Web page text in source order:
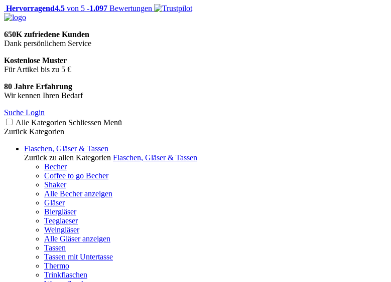
Hervorragend4.5 von 5 -1.097 Bewertungen
650K zufriedene Kunden
Dank persönlichem Service
Kostenlose Muster
Für Artikel bis zu 5 €
80 Jahre Erfahrung
Wir kennen Ihren Bedarf
Suche Login
Alle Kategorien Schliessen Menü
Zurück Kategorien
Flaschen, Gläser & Tassen
Zurück zu allen Kategorien Flaschen, Gläser & Tassen
Becher
Coffee to go Becher
Shaker
Alle Becher anzeigen
Gläser
Biergläser
Teeglaeser
Weingläser
Alle Gläser anzeigen
Tassen
Tassen mit Untertasse
Thermo
Trinkflaschen